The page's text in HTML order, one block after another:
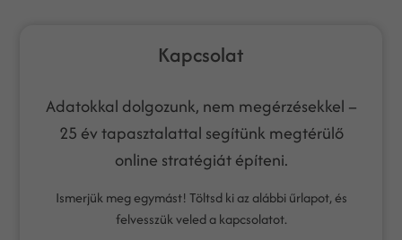
Kapcsolat
Adatokkal dolgozunk, nem megérzésekkel –
25 év tapasztalattal segítünk megtérülő
online stratégiát építeni.
Ismerjük meg egymást! Töltsd ki az alábbi űrlapot, és
felvesszük veled a kapcsolatot.